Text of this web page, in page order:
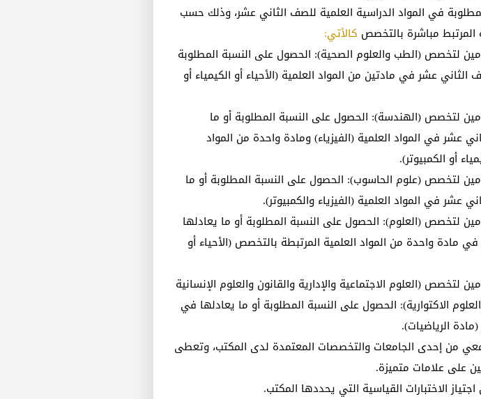
في المواد الدراسية العلمية للصف الثاني عشر، وذلك حسب
المرتبط مباشرة بالتخصص كالأتي:
لتخصص (الطب والعلوم الصحية): الحصول على النسبة المطلوبة
عشر في مادتين من المواد العلمية (الأحياء أو الكيمياء أو
لتخصص (الهندسة): الحصول على النسبة المطلوبة أو ما
عشر في المواد العلمية (الفيزياء) ومادة واحدة من المواد
أو الكمبيوتر).
لتخصص (علوم الحاسوب): الحصول على النسبة المطلوبة أو ما
عشر في المواد العلمية (الفيزياء والكمبيوتر).
لتخصص (العلوم): الحصول على النسبة المطلوبة أو ما يعادلها
مادة واحدة من المواد العلمية المرتبطة بالتخصص (الأحياء أو
لتخصص (العلوم الاجتماعية والإدارية والقانون والعلوم الإنسانية
الاكتوارية): الحصول على النسبة المطلوبة أو ما يعادلها في
الرياضيات).
من إحدى الجامعات والتخصصات المعتمدة لدى المكتب، وتعطى
على علامات متميزة.
الاختبارات القياسية التي يحددها المكتب.